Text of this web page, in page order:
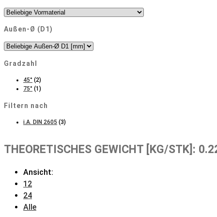
Außen-Ø (D1)
Gradzahl
45° (2)
75° (1)
Filtern nach
i.A. DIN 2605 (3)
THEORETISCHES GEWICHT [KG/STK]:
Ansicht:
12
24
Alle